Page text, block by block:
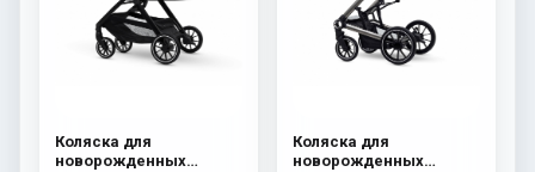
Коляска для
новорожденных
Коляска для
новорожденных